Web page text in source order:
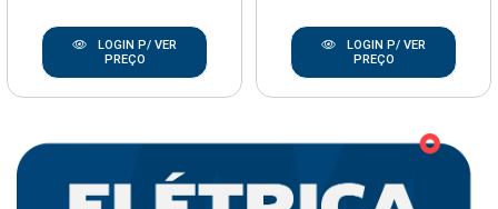
LOGIN P/ VER
PREÇO
LOGIN P/ VER
PREÇO